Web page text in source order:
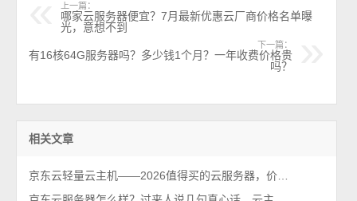
上一篇：
哪家云服务器便宜？7月最新优惠云厂商价格名单曝
光，意想不到
下一篇：
有16核64G服务器吗？多少钱1个月？一年收费价格贵
吗？
相关文章